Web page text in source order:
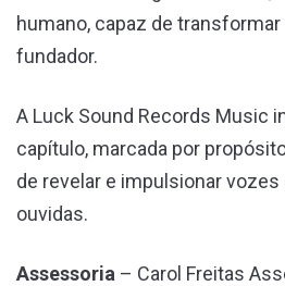
humano, capaz de transformar
fundador.
A Luck Sound Records Music
capítulo, marcada por
de revelar e impulsionar
ouvidas.
Assessoria – Carol Freitas